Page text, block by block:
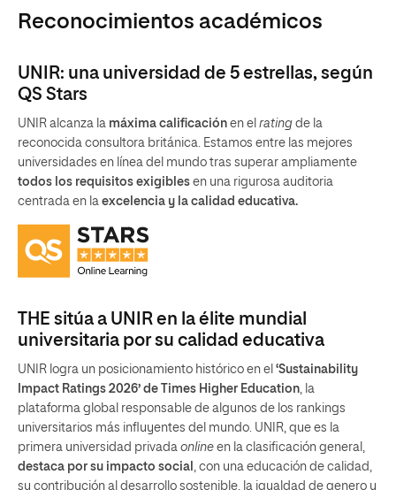
Reconocimientos académicos
UNIR: una universidad de 5 estrellas, según
QS Stars
UNIR alcanza la máxima calificación en el rating de la
reconocida consultora británica. Estamos entre las mejores
universidades en línea del mundo tras superar ampliamente
todos los requisitos exigibles en una rigurosa auditoria
centrada en la excelencia y la calidad educativa.
THE sitúa a UNIR en la élite mundial
universitaria por su calidad educativa
UNIR logra un posicionamiento histórico en el ‘Sustainability
Impact Ratings 2026’ de Times Higher Education , la
plataforma global responsable de algunos de los rankings
universitarios más influyentes del mundo. UNIR, que es la
primera universidad privada online en la clasificación general,
destaca por su impacto social
, con una educación de calidad,
su contribución al desarrollo sostenible, la igualdad de genero y